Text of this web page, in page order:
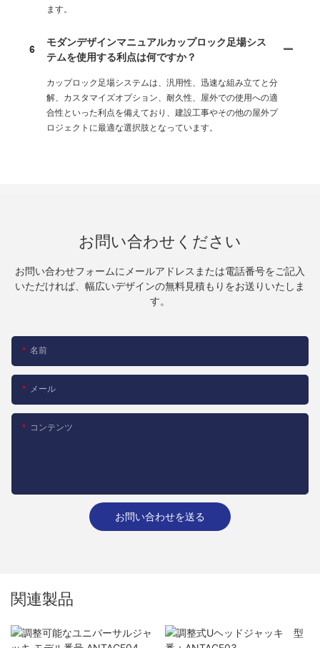
ます。
6
モダンデザインマニュアルカップロック足場シス
テムを使用する利点は何ですか？
カップロック足場システムは、汎用性、迅速な組み立てと分
解、カスタマイズオプション、耐久性、屋外での使用への適
合性といった利点を備えており、建設工事やその他の屋外プ
ロジェクトに最適な選択肢となっています。
お問い合わせください
お問い合わせフォームにメールアドレスまたは電話番号をご記入
いただければ、幅広いデザインの無料見積もりをお送りいたしま
す。
名前
メール
コンテンツ
お問い合わせを送る
関連製品